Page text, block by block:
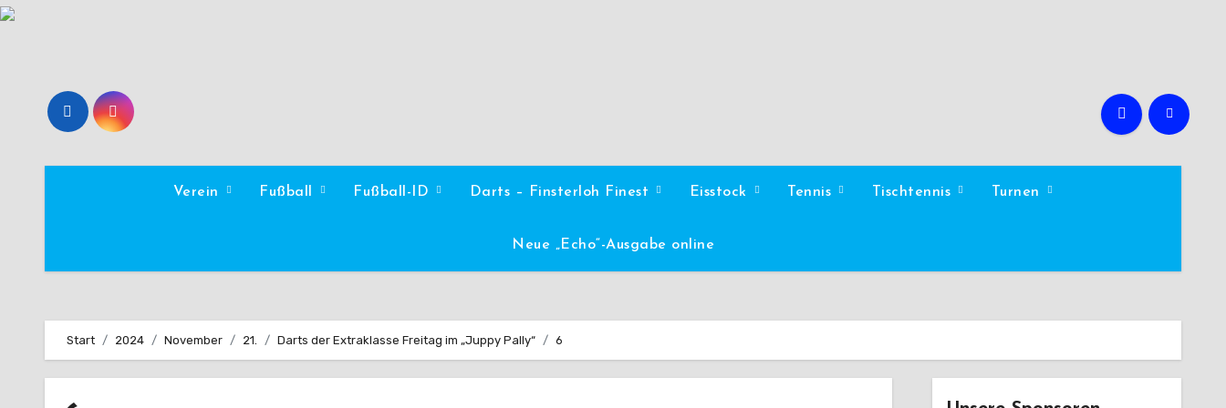
Zum
Verein Fußball Fußball-ID Darts – Finsterloh Finest Eisstock Tennis Tischtennis Turnen
Neue „Echo“-Ausgabe online
Start 2024 November 21. Darts der Extraklasse Freitag im „Juppy Pally“ 6